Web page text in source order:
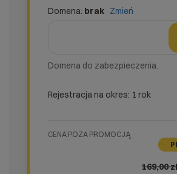
Domena: brak Zmień
Zmień formularz
Domena do zabezpieczenia.
Rejestracja na okres: 1 rok
CENA POZA PROMOCJĄ
169,00zł